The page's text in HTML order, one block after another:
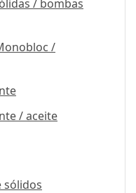
/ bombas
/
/ aceite
sólidos